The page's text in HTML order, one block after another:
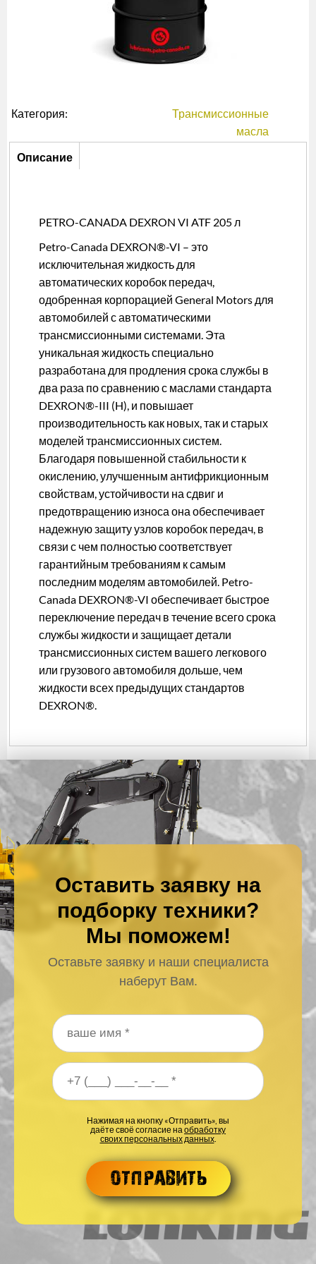
Категория:
Трансмиссионные
масла
Описание
Описание
PETRO-CANADA DEXRON VI ATF 205 л
Petro-Canada DEXRON®-VI – это
исключительная жидкость для
автоматических коробок передач,
одобренная корпорацией General Motors для
автомобилей с автоматическими
трансмиссионными системами. Эта
уникальная жидкость специально
разработана для продления срока службы в
два раза по сравнению с маслами стандарта
DEXRON®-III (H), и повышает
производительность как новых, так и старых
моделей трансмиссионных систем.
Благодаря повышенной стабильности к
окислению, улучшенным антифрикционным
свойствам, устойчивости на сдвиг и
предотвращению износа она обеспечивает
надежную защиту узлов коробок передач, в
связи с чем полностью соответствует
гарантийным требованиям к самым
последним моделям автомобилей. Petro-
Canada DEXRON®-VI обеспечивает быстрое
переключение передач в течение всего срока
службы жидкости и защищает детали
трансмиссионных систем вашего легкового
или грузового автомобиля дольше, чем
жидкости всех предыдущих стандартов
DEXRON®.
Оставить заявку на
подборку техники?
Мы поможем!
Оставьте заявку и наши специалиста
наберут Вам.
Ваше имя*
Ваш номер телефона*
Нажимая на кнопку «Отправить», вы
даёте своё согласие наобработку
своих персональных данных.